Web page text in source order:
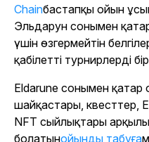
Chainбастапқы ойын
Эльдарун сонымен
үшін өзгермейтін
қабілетті турнирлерді
Eldarune сонымен қатар
шайқастары, квесттер,
NFT сыйлықтары
болатынойынды табуға